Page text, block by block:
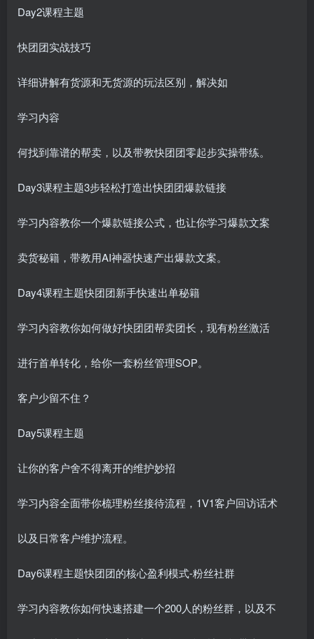
Day2课程主题
快团团实战技巧
详细讲解有货源和无货源的玩法区别，解决如
学习内容
何找到靠谱的帮卖，以及带教快团团零起步实操带练。
Day3课程主题3步轻松打造出快团团爆款链接
学习内容教你一个爆款链接公式，也让你学习爆款文案
卖货秘籍，带教用AI神器快速产出爆款文案。
Day4课程主题快团团新手快速出单秘籍
学习内容教你如何做好快团团帮卖团长，现有粉丝激活
进行首单转化，给你一套粉丝管理SOP。
客户少留不住？
Day5课程主题
让你的客户舍不得离开的维护妙招
学习内容全面带你梳理粉丝接待流程，1V1客户回访话术
以及日常客户维护流程。
Day6课程主题快团团的核心盈利模式-粉丝社群
学习内容教你如何快速搭建一个200人的粉丝群，以及不